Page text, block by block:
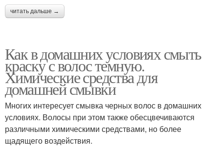
читать дальше →
Как в домашних условиях смыть
краску с волос темную.
Химические средства для
домашней смывки
Многих интересует смывка черных волос в домашних
условиях. Волосы при этом также обесцвечиваются
различными химическими средствами, но более
щадящего воздействия.